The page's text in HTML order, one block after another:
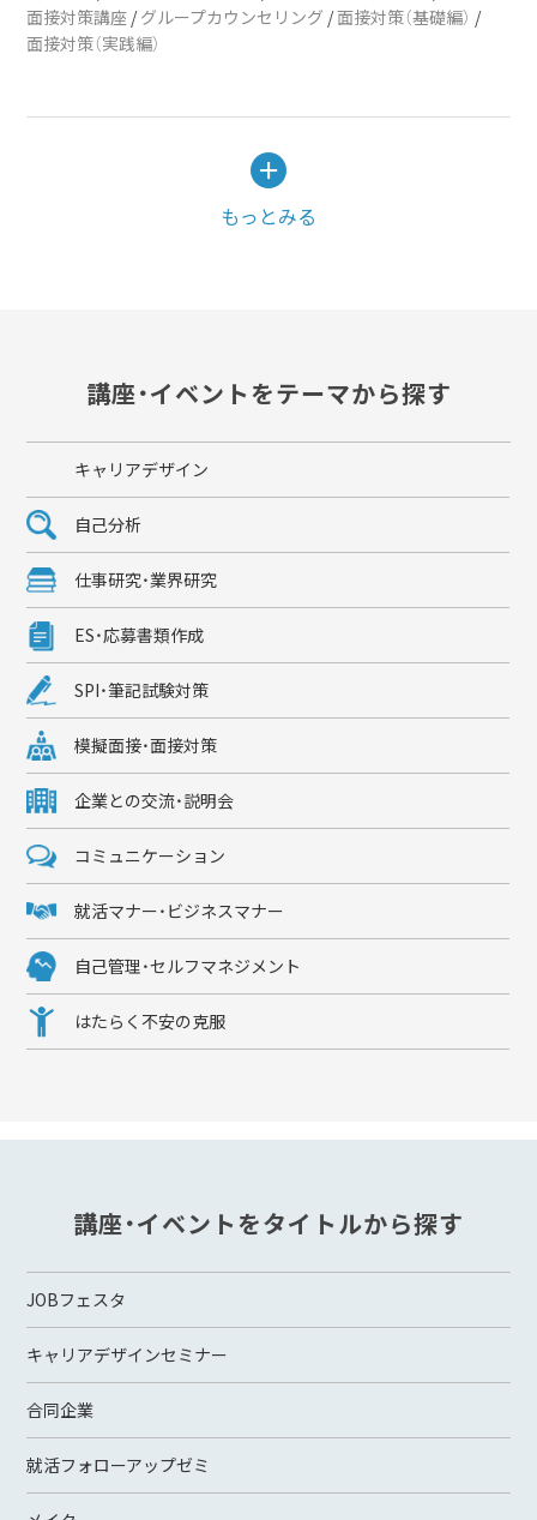
面接対策講座 /グループカウンセリング /面接対策（基礎編） /
面接対策（実践編）
もっとみる
講座・イベントをテーマから探す
キャリアデザイン
自己分析
仕事研究・業界研究
ES・応募書類作成
SPI・筆記試験対策
模擬面接・面接対策
企業との交流・説明会
コミュニケーション
就活マナー・ビジネスマナー
自己管理・セルフマネジメント
はたらく不安の克服
講座・イベントをタイトルから探す
JOBフェスタ
キャリアデザインセミナー
合同企業
就活フォローアップゼミ